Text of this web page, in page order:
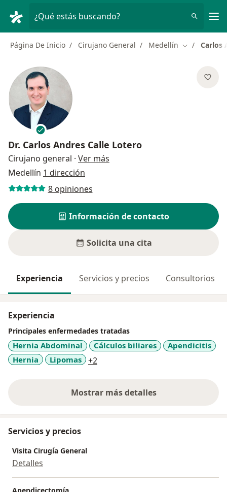
¿Qué estás buscando?
Página De Inicio Cirujano General Medellín Cambiar de
Carlos
Dr. Carlos Andres Calle Lotero
Cirujano general · Ver más
Medellín 1 dirección
8 opiniones
Información de contacto
Solicita una cita
Experiencia Servicios y precios Consultorios
Experiencia
Principales enfermedades tratadas
Hernia Abdominal Cálculos biliares
Apendicitis
Hernia
Lipomas +2
Mostrar más detalles
sobre la experiencia
Servicios y precios
Visita Cirugía General
Detalles